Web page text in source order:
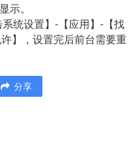
示。
统设置】-【应用】-【找
】，设置完后前台需要重
分享